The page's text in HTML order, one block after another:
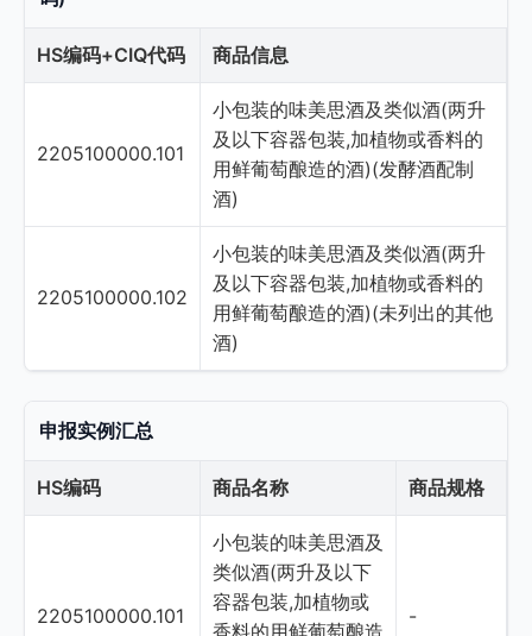
HS编码+CIQ代码 商品信息
2205100000.101
小包装的味美思酒及类似酒(两升
及以下容器包装,加植物或香料的
用鲜葡萄酿造的酒)(发酵酒配制
酒)
2205100000.102
小包装的味美思酒及类似酒(两升
及以下容器包装,加植物或香料的
用鲜葡萄酿造的酒)(未列出的其他
酒)
申报实例汇总
HS编码 商品名称 商品规格
2205100000.101
小包装的味美思酒及
类似酒(两升及以下
容器包装,加植物或
香料的用鲜葡萄酿造
-